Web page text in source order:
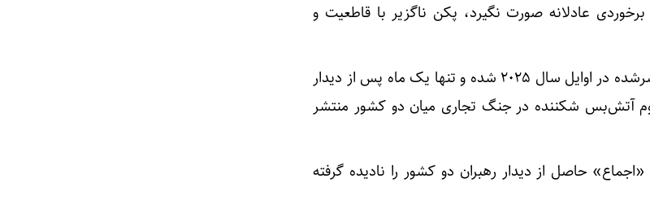
عادلانه صورت نگیرد، پکن ناگزیر با قاطعیت و
فهرست جدید پنتاگون جایگزین فهرست منتشرشده در اوایل سال 2025 شده و تنها یک ماه پس از دیدار
آتش‌بس شکننده در جنگ تجاری میان دو کشور منتشر
«اجماع» حاصل از دیدار رهبران دو کشور را نادیده گرفته